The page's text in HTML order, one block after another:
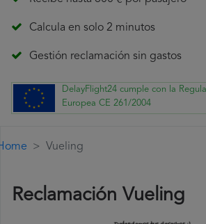
Calcula en solo 2 minutos
Gestión reclamación sin gastos
DelayFlight24 cumple con la
Europea CE 261/2004
Vueling
Reclamación Vueling